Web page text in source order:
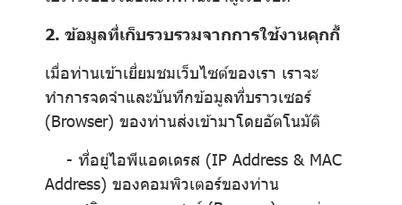
2. ข้อมูลที่เก็บรวบรวมจากการใช้งานคุกกี้
เมื่อท่านเข้าเยี่ยมชมเว็บไซต์ของเรา เราจะ
ทำการจดจำและบันทึกข้อมูลที่บราวเซอร์
(Browser) ของท่านส่งเข้ามาโดยอัตโนมัติ
- ที่อยู่ไอพีแอดเดรส (IP Address & MAC
Address) ของคอมพิวเตอร์ของท่าน